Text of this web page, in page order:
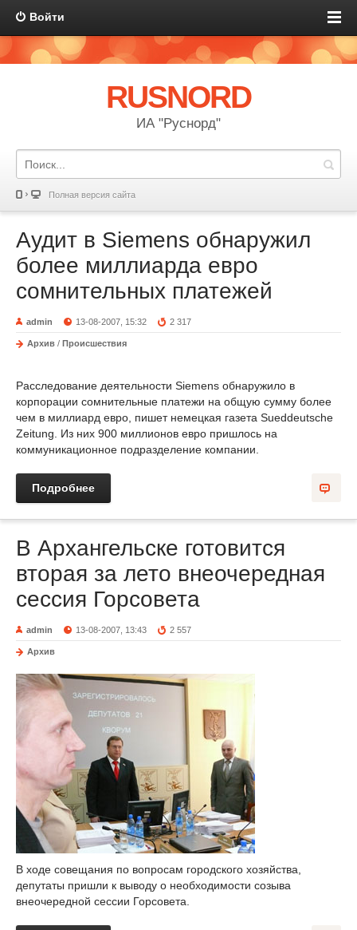
Войти
RUSNORD
ИА "Руснорд"
Полная версия сайта
Аудит в Siemens обнаружил
более миллиарда евро
сомнительных платежей
admin 13-08-2007, 15:32 2 317
Архив / Происшествия
Расследование деятельности Siemens обнаружило в
корпорации сомнительные платежи на общую сумму более
чем в миллиард евро, пишет немецкая газета Sueddeutsche
Zeitung. Из них 900 миллионов евро пришлось на
коммуникационное подразделение компании.
Подробнее
В Архангельске готовится
вторая за лето внеочередная
сессия Горсовета
admin 13-08-2007, 13:43 2 557
Архив
В ходе совещания по вопросам городского хозяйства,
депутаты пришли к выводу о необходимости созыва
внеочередной сессии Горсовета.